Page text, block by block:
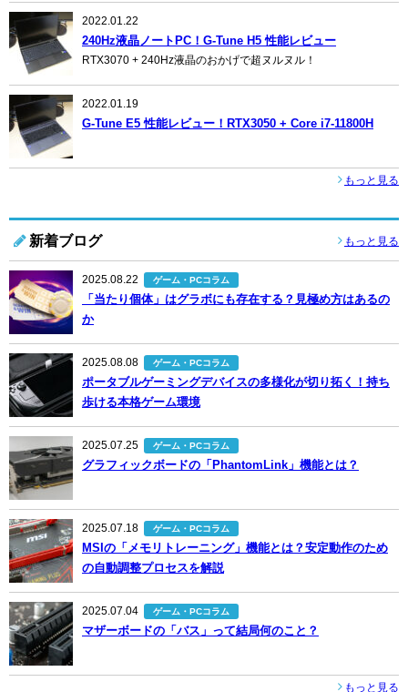
2022.01.22
240Hz液晶ノートPC！G-Tune H5 性能レビュー
RTX3070 + 240Hz液晶のおかげで超ヌルヌル！
2022.01.19
G-Tune E5 性能レビュー！RTX3050 + Core i7-11800H
もっと見る
新着ブログ もっと見る
2025.08.22 ゲーム・PCコラム
「当たり個体」はグラボにも存在する？見極め方はあるの
か
2025.08.08 ゲーム・PCコラム
ポータブルゲーミングデバイスの多様化が切り拓く！持ち
歩ける本格ゲーム環境
2025.07.25 ゲーム・PCコラム
グラフィックボードの「PhantomLink」機能とは？
2025.07.18 ゲーム・PCコラム
MSIの「メモリトレーニング」機能とは？安定動作のため
の自動調整プロセスを解説
2025.07.04 ゲーム・PCコラム
マザーボードの「バス」って結局何のこと？
もっと見る